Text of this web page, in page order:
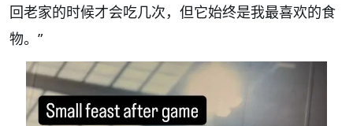
回老家的时候才会吃几次，但它始终是我最喜欢的食
物。”